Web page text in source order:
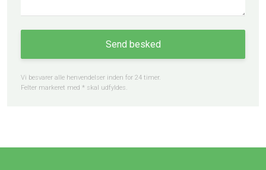
Vi besvarer alle henvendelser inden for 24 timer.
Felter markeret med * skal udfyldes.​